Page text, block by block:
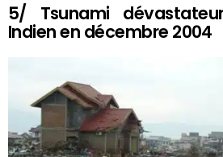
5/ Tsunami
Indien en décembre 2004